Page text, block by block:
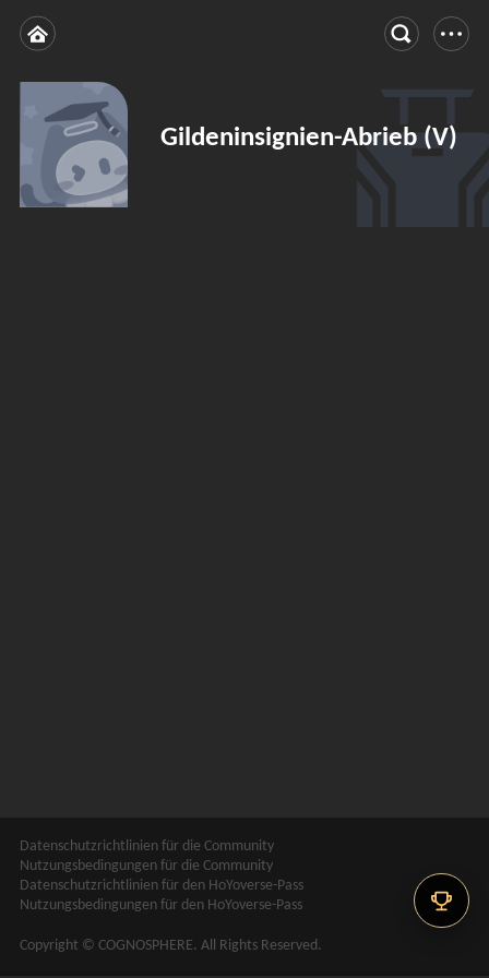
Gildeninsignien-Abrieb (V)
Datenschutzrichtlinien für die Community
Nutzungsbedingungen für die Community
Datenschutzrichtlinien für den HoYoverse-Pass
Nutzungsbedingungen für den HoYoverse-Pass
Copyright © COGNOSPHERE. All Rights Reserved.